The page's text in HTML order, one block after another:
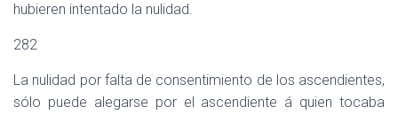
hubieren intentado la nulidad.
282
La nulidad por falta de consentimiento de los ascendientes,
sólo puede alegarse por el ascendiente á quien tocaba